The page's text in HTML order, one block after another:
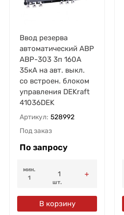
Ввод резерва
автоматический АВР
АВР-303 3п 160А
35кА на авт. выкл.
со встроен. блоком
управления DEKraft
41036DEK
Артикул: 528992
Под заказ
По запросу
мин.
1
шт.
В корзину